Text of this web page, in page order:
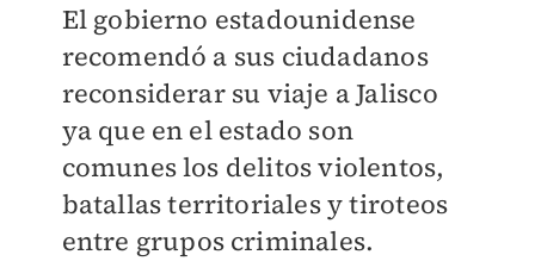
El gobierno estadounidense
recomendó a sus ciudadanos
reconsiderar su viaje a Jalisco
ya que en el estado son
comunes los delitos violentos,
batallas territoriales y tiroteos
entre grupos criminales.